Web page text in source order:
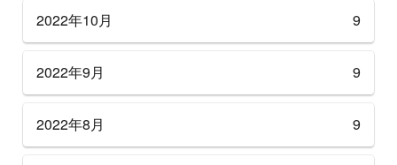
2022年10月 9
2022年9月 9
2022年8月 9